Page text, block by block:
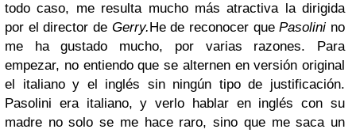
todo caso, me resulta mucho más atractiva la dirigida
por el director de Gerry.He de reconocer quePasolini no
me ha gustado mucho, por varias razones. Para
empezar, no entiendo que se alternen en versión original
el italiano y el inglés sin ningún tipo de justificación.
Pasolini era italiano, y verlo hablar en inglés con su
madre no solo se me hace raro, sino que me saca un